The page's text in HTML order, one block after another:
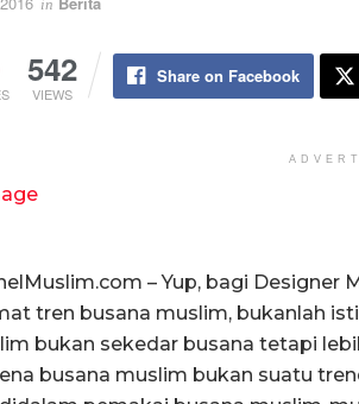
in
542
VIEWS
Share on Facebook
– Yup, bagi Designer
tren busana muslim, bukanlah
bukan sekedar busana tetapi
busana muslim bukan suatu